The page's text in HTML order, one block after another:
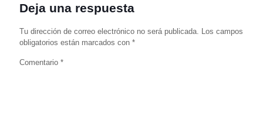
Deja una respuesta
Tu dirección de correo electrónico no será publicada. Los campos
obligatorios están marcados con *
Comentario *